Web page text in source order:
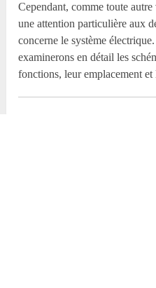
Cependant, comme toute
une attention particulière aux
concerne le système
examinerons en détail les
fonctions, leur emplacement